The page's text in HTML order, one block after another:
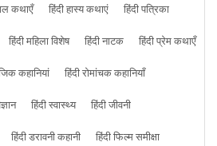
कथाएँ हिंदी हास्य कथाएं
हिंदी पत्रिका
हिंदी महिला विशेष हिंदी नाटक
हिंदी प्रेम कथाएँ
कहानियां
हिंदी रोमांचक कहानियाँ
हिंदी स्वास्थ्य
हिंदी जीवनी
हिंदी डरावनी कहानी हिंदी फिल्म समीक्षा